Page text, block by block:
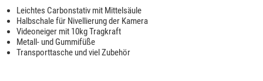
Leichtes Carbonstativ mit Mittelsäule
Halbschale für Nivellierung der Kamera
Videoneiger mit 10kg Tragkraft
Metall- und Gummifüße
Transporttasche und viel Zubehör